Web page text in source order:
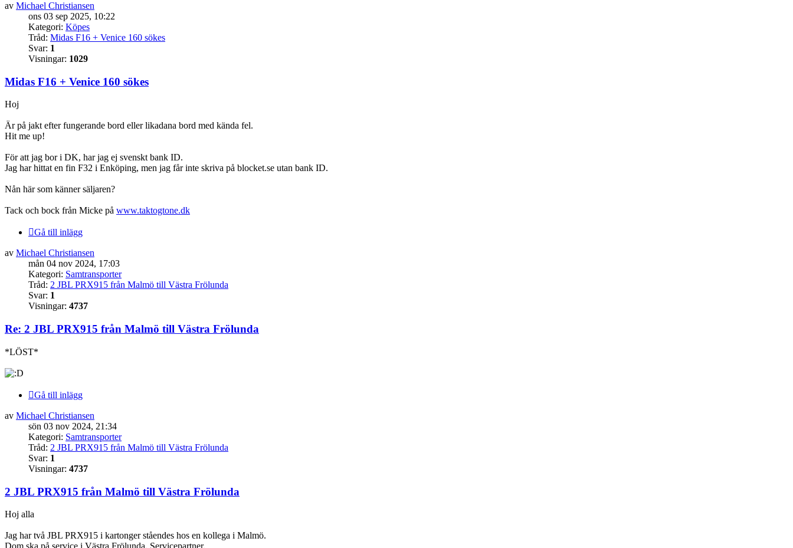
av Michael Christiansen
ons 03 sep 2025, 10:22
Kategori: Köpes
Tråd: Midas F16 + Venice 160 sökes
Svar: 1
Visningar: 1029
Midas F16 + Venice 160 sökes
Hoj
Är på jakt efter fungerande bord eller likadana bord med kända fel.
Hit me up!
För att jag bor i DK, har jag ej svenskt bank ID.
Jag har hittat en fin F32 i Enköping, men jag får inte skriva på blocket.se utan bank ID.
Nån här som känner säljaren?
Tack och bock från Micke på www.taktogtone.dk
Gå till inlägg
av Michael Christiansen
mån 04 nov 2024, 17:03
Kategori: Samtransporter
Tråd: 2 JBL PRX915 från Malmö till Västra Frölunda
Svar: 1
Visningar: 4737
Re: 2 JBL PRX915 från Malmö till Västra Frölunda
*LÖST*
Gå till inlägg
av Michael Christiansen
sön 03 nov 2024, 21:34
Kategori: Samtransporter
Tråd: 2 JBL PRX915 från Malmö till Västra Frölunda
Svar: 1
Visningar: 4737
2 JBL PRX915 från Malmö till Västra Frölunda
Hoj alla
Jag har två JBL PRX915 i kartonger ståendes hos en kollega i Malmö.